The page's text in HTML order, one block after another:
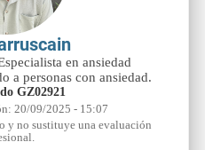
en ansiedad
a personas con ansiedad.
GZ02921
20/09/2025 - 15:07
y no sustituye una evaluación